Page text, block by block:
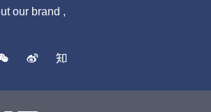
our brand ,